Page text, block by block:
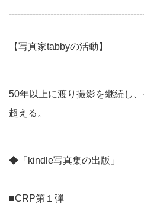
【写真家tabbyの活動】
50年以上に渡り撮影を継続し
超える。
◆「kindle写真集の出版」
■CRP第１弾